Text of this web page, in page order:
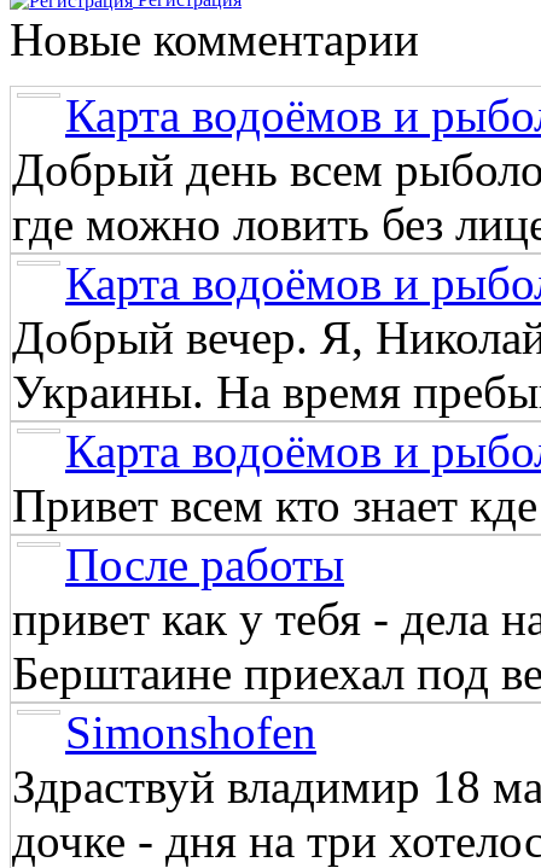
Новые комментарии
Карта водоёмов и
Добрый день всем
где можно ловить без
Карта водоёмов и
Добрый вечер. Я,
Украины. На время
Карта водоёмов и
Привет всем кто знает
После работы
привет как у тебя - дела
Берштаине приехал под
Simonshofen
Здраствуй владимир 18
дочке - дня на три